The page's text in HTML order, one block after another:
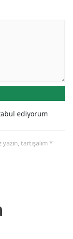
ediyorum
tartışalım *